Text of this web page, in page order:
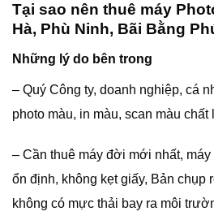
Tại sao nên thuê máy
Hà, Phù Ninh, Bãi Bằng
Những lý do bên trong
– Quý Công ty, doanh nghiệp, cá
photo màu, in màu, scan màu
– Cần thuê máy đời mới nhất,
ổn định, không kẹt giấy, Bản chụp
không có mực thải bay ra môi